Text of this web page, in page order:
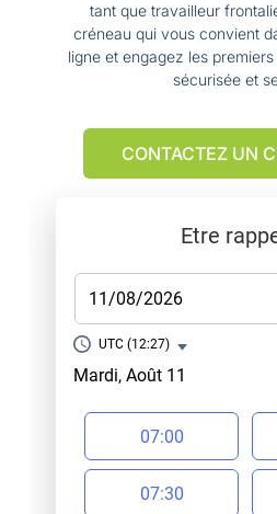
tant que travailleur
créneau qui vous convient
ligne et engagez les
sécurisée et
CONTACTEZ UN